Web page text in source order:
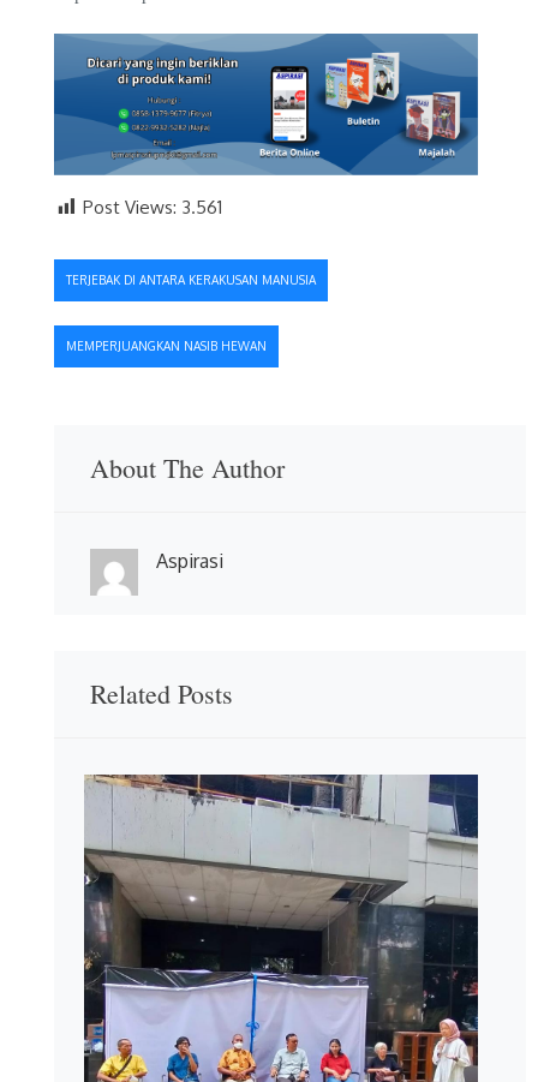
Post Views: 3.561
Navigasi
pos
TERJEBAK DI ANTARA KERAKUSAN MANUSIA
MEMPERJUANGKAN NASIB HEWAN
About The Author
Aspirasi
Related Posts